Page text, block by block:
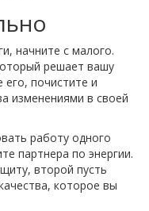
начните с малого.
решает вашу
почистите и
изменениями в своей
работу одного
партнера по энергии.
второй пусть
которое вы